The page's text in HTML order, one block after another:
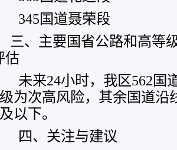
国道聂荣段
、主要国省公路和高等
估
来24小时，我区562国
为次高风险，其余国道沿
以下。
、关注与建议